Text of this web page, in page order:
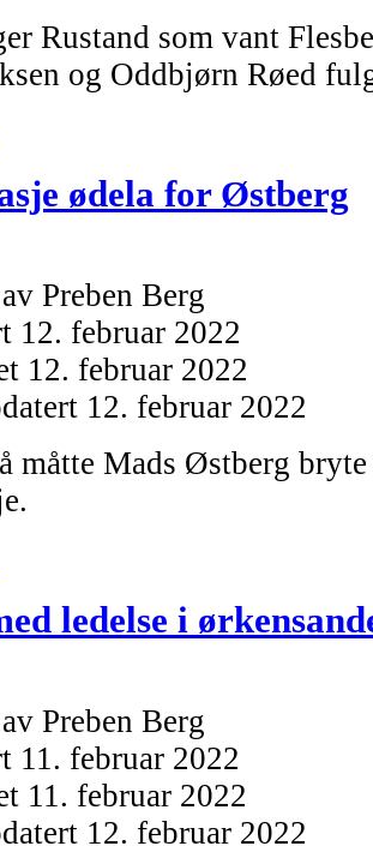
Rustand som vant
og Oddbjørn Røed
ødela for Østberg
Preben Berg
12. februar 2022
12. februar 2022
12. februar 2022
måtte Mads Østberg
ledelse i
Preben Berg
11. februar 2022
11. februar 2022
12. februar 2022